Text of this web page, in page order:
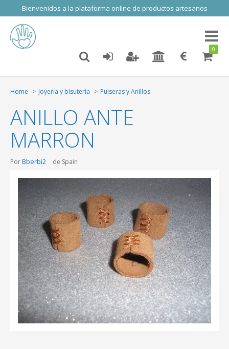
Bienvenidos a la plataforma online de productos artesanos
Toggle
0
Home Joyería y bisutería Pulseras y Anillos
ANILLO ANTE
MARRON
PorBberbi2 de Spain